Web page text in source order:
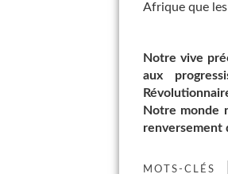
Afrique que
Notre vive
aux
Notre monde
renversement
MOTS-CLÉS